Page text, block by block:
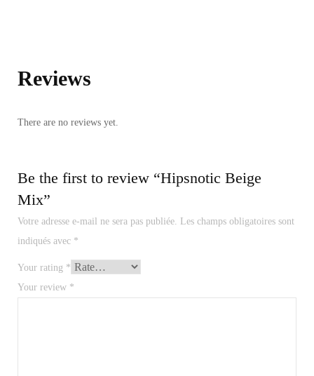
Reviews
There are no reviews yet.
Be the first to review “Hipsnotic Beige
Mix”
Votre adresse e-mail ne sera pas publiée. Les champs obligatoires sont
indiqués avec *
Your rating *
Your review *